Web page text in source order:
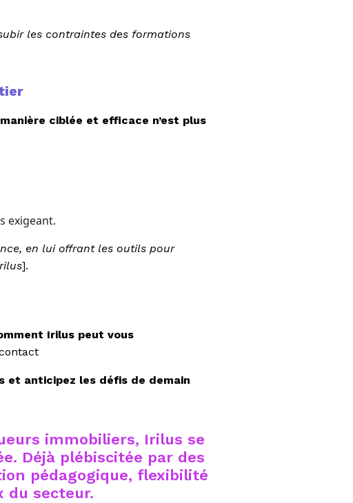
les contraintes des formations
ciblée et efficace n’est plus
exigeant.
en lui offrant les outils pour
].
Irilus peut vous
et anticipez les défis de demain
immobiliers, Irilus se
Déjà plébiscitée par des
pédagogique, flexibilité
du secteur.